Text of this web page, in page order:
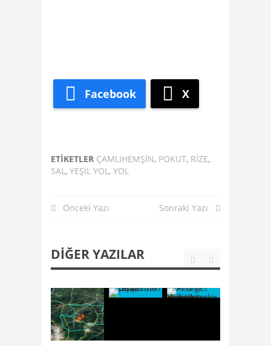
Facebook X
ETIKETLER ÇAMLIHEMŞIN, POKUT, RIZE,
SAL, YEŞIL YOL, YOL
Önceki Yazı Sonraki Yazı
DIĞER YAZILAR